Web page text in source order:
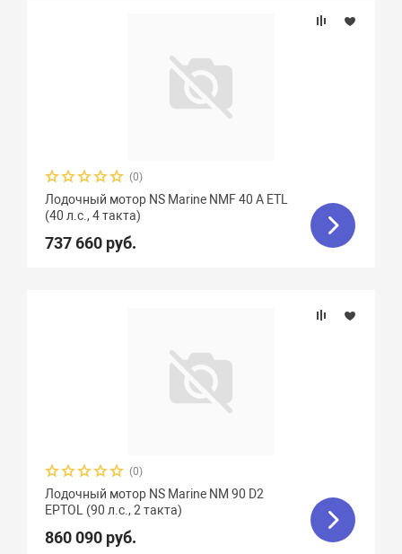
(0)
Лодочный мотор NS Marine NMF 40 A ETL
(40 л.с., 4 такта)
737 660 руб.
(0)
Лодочный мотор NS Marine NM 90 D2
EPTOL (90 л.с., 2 такта)
860 090 руб.